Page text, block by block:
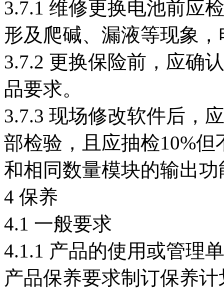
3.7.1 维修更换电池前应
形及爬碱、漏液等现象
3.7.2 更换保险前，应确
品要求。
3.7.3 现场修改软件后，
部检验，且应抽检10%
和相同数量模块的输出
4 保养
4.1 一般要求
4.1.1 产品的使用或管理
产品保养要求制订保养